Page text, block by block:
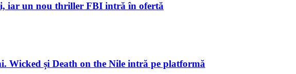
iar un nou thriller FBI intră în ofertă
Wicked și Death on the Nile intră pe platformă